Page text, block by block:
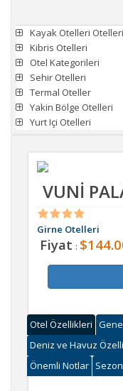
Kayak Otelleri Otelleri
Kibris Otelleri
Otel Kategorileri
Sehir Otelleri
Termal Oteller
Yakin Bölge Otelleri
Yurt Içi Otelleri
VUNİ
Girne Otelleri
Fiyat :
Otel Özellikleri
Deniz ve Havuz
Önemli Notlar